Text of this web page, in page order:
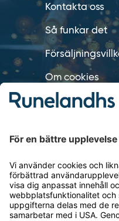
Kontakta oss
Så funkar det
Om cookies
OM
Om Runelandhs
Köpvillkor